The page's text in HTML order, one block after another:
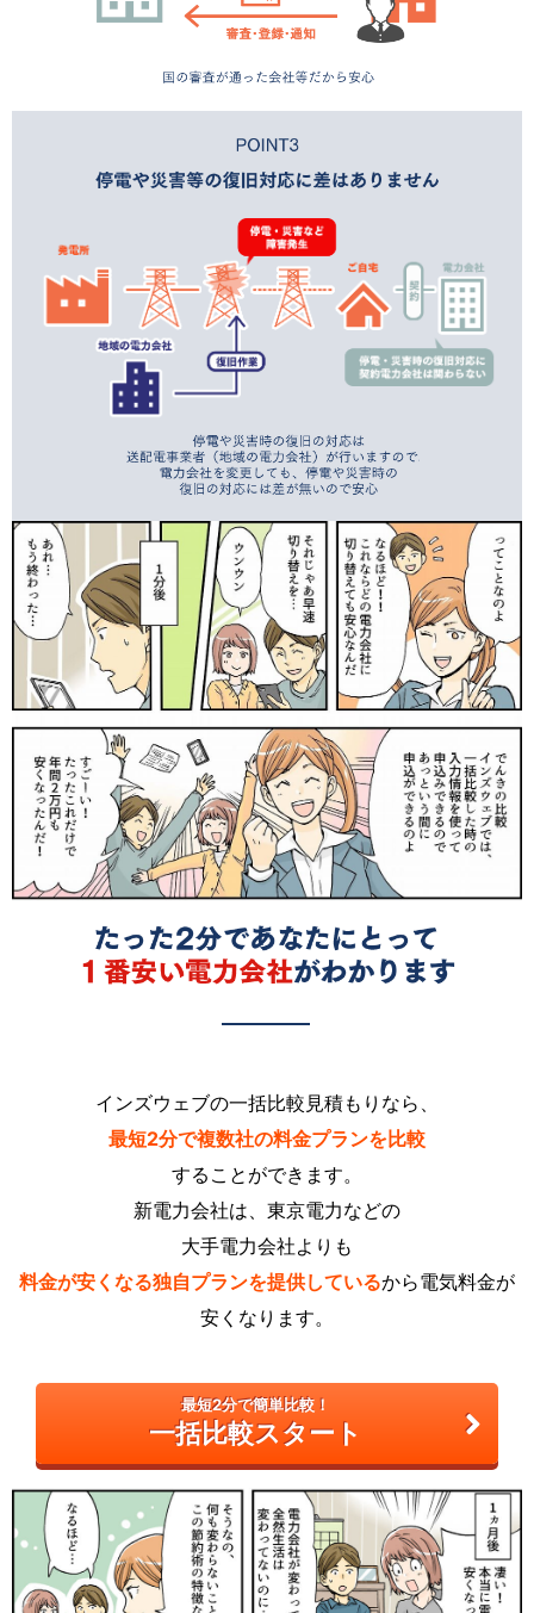
インズウェブの一括比較見積もりなら、
最短2分で複数社の料金プランを比較
することができます。
新電力会社は、東京電力などの
大手電力会社よりも
料金が安くなる独自プランを提供しているから電気料金が
安くなります。
最短2分で簡単比較！
一括比較スタート